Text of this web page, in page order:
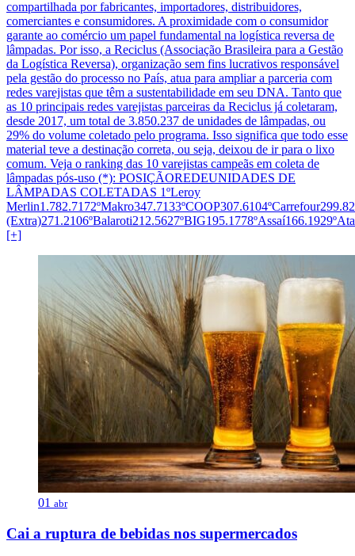
compartilhada por fabricantes, importadores, distribuidores,
comerciantes e consumidores. A proximidade com o consumidor
garante ao comércio um papel fundamental na logística reversa de
lâmpadas. Por isso, a Reciclus (Associação Brasileira para a Gestão
da Logística Reversa), organização sem fins lucrativos responsável
pela gestão do processo no País, atua para ampliar a parceria com
redes varejistas que têm a sustentabilidade em seu DNA. Tanto que
as 10 principais redes varejistas parceiras da Reciclus já coletaram,
desde 2017, um total de 3.850.237 de unidades de lâmpadas, ou
29% do volume coletado pelo programa. Isso significa que todo esse
material teve a destinação correta, ou seja, deixou de ir para o lixo
comum. Veja o ranking das 10 varejistas campeãs em coleta de
lâmpadas pós-uso (*): POSIÇÃOREDEUNIDADES DE
LÂMPADAS COLETADAS 1ºLeroy
[+]
01 abr
Cai a ruptura de bebidas nos supermercados